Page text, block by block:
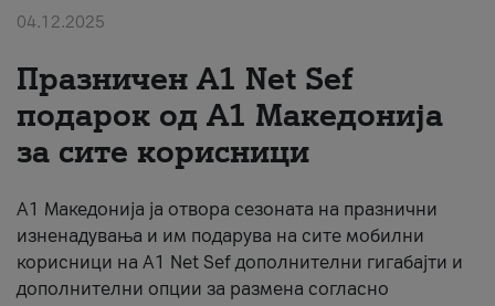
Надополни кредит
За нас
#ПодобарОнлајн
04.12.2025
Празничен A1 Net Sеf
подарок од А1 Македонија
за сите корисници
А1 Македонија ја отвора сезоната на празнични
изненадувања и им подарува на сите мобилни
корисници на A1 Net Sef дополнителни гигабајти и
дополнителни опции за размена согласно